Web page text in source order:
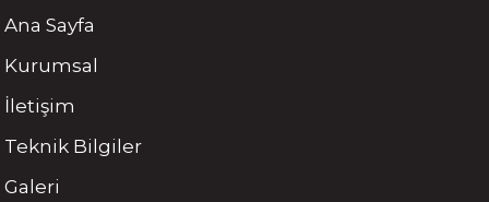
Ana Sayfa
Kurumsal
İletişim
Teknik Bilgiler
Galeri